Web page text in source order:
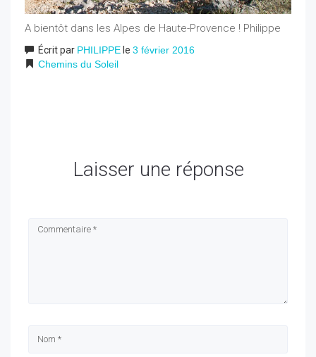
A bientôt dans les Alpes de Haute-Provence ! Philippe
Écrit par PHILIPPE le 3 février 2016
Chemins du Soleil
Laisser une réponse